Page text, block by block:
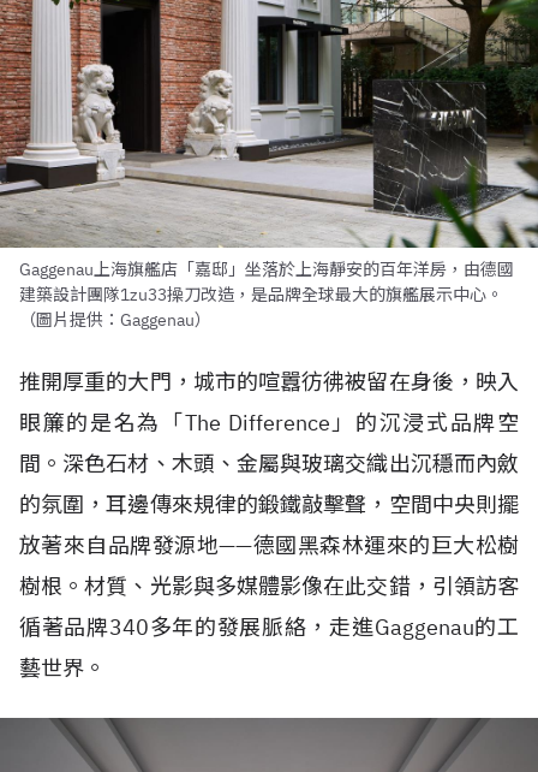
Gaggenau上海旗艦店「嘉邸」坐落於上海靜安的百年洋房，由德國
建築設計團隊1zu33操刀改造，是品牌全球最大的旗艦展示中心。
（圖片提供：Gaggenau）
推開厚重的大門，城市的喧囂彷彿被留在身後，映入
眼簾的是名為「The Difference」的沉浸式品牌空
間。深色石材、木頭、金屬與玻璃交織出沉穩而內斂
的氛圍，耳邊傳來規律的鍛鐵敲擊聲，空間中央則擺
放著來自品牌發源地——德國黑森林運來的巨大松樹
樹根。材質、光影與多媒體影像在此交錯，引領訪客
循著品牌340多年的發展脈絡，走進Gaggenau的工
藝世界。